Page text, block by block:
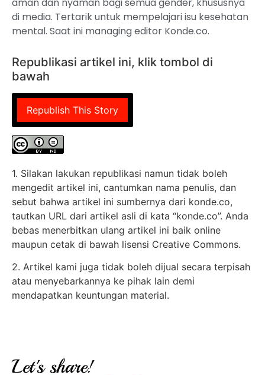
di media. Tertarik untuk mempelajari isu kesehatan
mental. Saat ini managing editor Konde.co.
Republikasi artikel ini, klik tombol di
bawah
Republish This Story
1. Silakan lakukan republikasi namun tidak boleh
mengedit artikel ini, cantumkan nama penulis, dan
sebut bahwa artikel ini sumbernya dari konde.co,
tautkan URL dari artikel asli di kata “konde.co”. Anda
bebas menerbitkan ulang artikel ini baik online
maupun cetak di bawah lisensi Creative Commons.
2. Artikel kami juga tidak boleh dijual secara terpisah
atau menyebarkannya ke pihak lain demi
mendapatkan keuntungan material.
Let's share!